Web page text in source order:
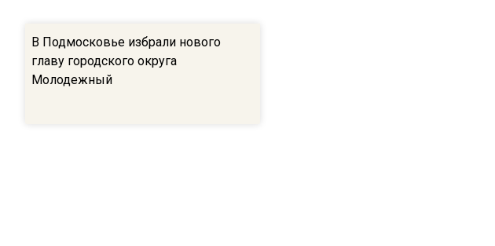
В Подмосковье избрали нового
главу городского округа
Молодежный